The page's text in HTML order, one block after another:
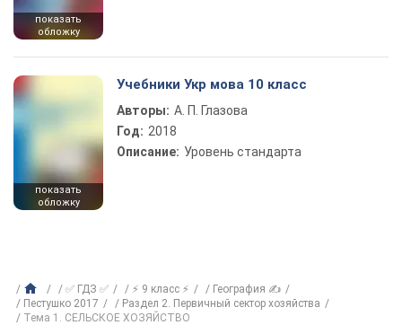
показать
обложку
показать
обложку
Учебники Укр мова 10 класс
Авторы: А. П. Глазова
Год: 2018
Описание: Уровень стандарта
✅ ГДЗ ✅ ⚡ 9 класс ⚡
География ✍
Пестушко 2017
Раздел 2. Первичный сектор хозяйства
Тема 1. СЕЛЬСКОЕ ХОЗЯЙСТВО